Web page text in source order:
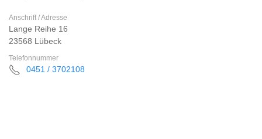
Anschrift / Adresse
Lange Reihe 16
23568 Lübeck
Telefonnummer
0451 / 3702108